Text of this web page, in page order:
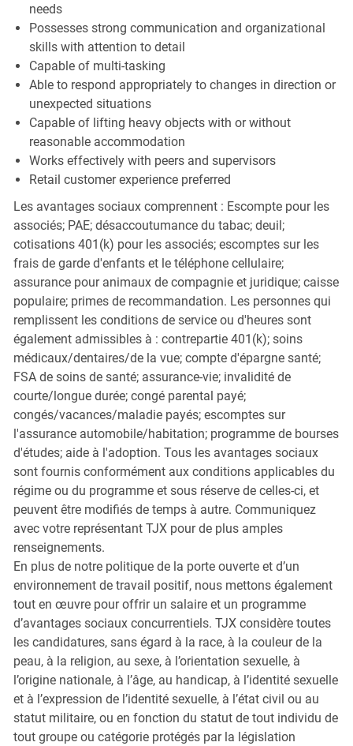
needs
Possesses strong communication and organizational
skills with attention to detail
Capable of multi-tasking
Able to respond appropriately to changes in direction or
unexpected situations
Capable of lifting heavy objects with or without
reasonable accommodation
Works effectively with peers and supervisors
Retail customer experience preferred
Les avantages sociaux comprennent : Escompte pour les
associés; PAE; désaccoutumance du tabac; deuil;
cotisations 401(k) pour les associés; escomptes sur les
frais de garde d'enfants et le téléphone cellulaire;
assurance pour animaux de compagnie et juridique; caisse
populaire; primes de recommandation. Les personnes qui
remplissent les conditions de service ou d'heures sont
également admissibles à : contrepartie 401(k); soins
médicaux/dentaires/de la vue; compte d'épargne santé;
FSA de soins de santé; assurance-vie; invalidité de
courte/longue durée; congé parental payé;
congés/vacances/maladie payés; escomptes sur
l'assurance automobile/habitation; programme de bourses
d'études; aide à l'adoption. Tous les avantages sociaux
sont fournis conformément aux conditions applicables du
régime ou du programme et sous réserve de celles-ci, et
peuvent être modifiés de temps à autre. Communiquez
avec votre représentant TJX pour de plus amples
renseignements.
En plus de notre politique de la porte ouverte et d’un
environnement de travail positif, nous mettons également
tout en œuvre pour offrir un salaire et un programme
d’avantages sociaux concurrentiels. TJX considère toutes
les candidatures, sans égard à la race, à la couleur de la
peau, à la religion, au sexe, à l’orientation sexuelle, à
l’origine nationale, à l’âge, au handicap, à l’identité sexuelle
et à l’expression de l’identité sexuelle, à l’état civil ou au
statut militaire, ou en fonction du statut de tout individu de
tout groupe ou catégorie protégés par la législation